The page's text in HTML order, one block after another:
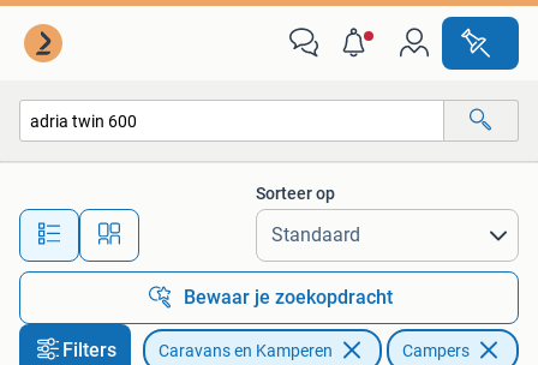
Alle afstanden…
Sorteer op
Bewaar je zoekopdracht
Filters Caravans en Kamperen Campers